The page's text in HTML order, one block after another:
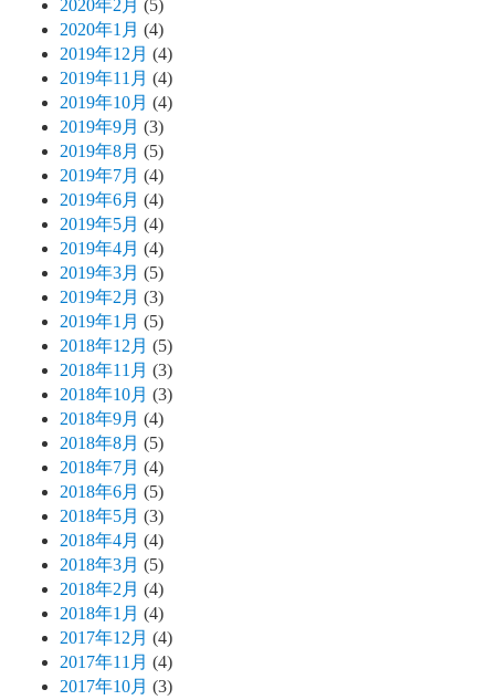
2020年2月 (5)
2020年1月 (4)
2019年12月 (4)
2019年11月 (4)
2019年10月 (4)
2019年9月 (3)
2019年8月 (5)
2019年7月 (4)
2019年6月 (4)
2019年5月 (4)
2019年4月 (4)
2019年3月 (5)
2019年2月 (3)
2019年1月 (5)
2018年12月 (5)
2018年11月 (3)
2018年10月 (3)
2018年9月 (4)
2018年8月 (5)
2018年7月 (4)
2018年6月 (5)
2018年5月 (3)
2018年4月 (4)
2018年3月 (5)
2018年2月 (4)
2018年1月 (4)
2017年12月 (4)
2017年11月 (4)
2017年10月 (3)